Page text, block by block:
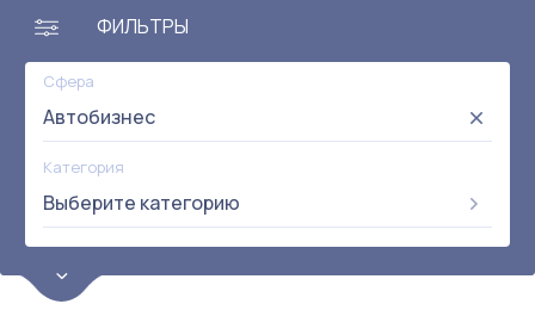
ФИЛЬТРЫ
Сфера
Автобизнес
Категория
Выберите категорию
Цена
от:
до: